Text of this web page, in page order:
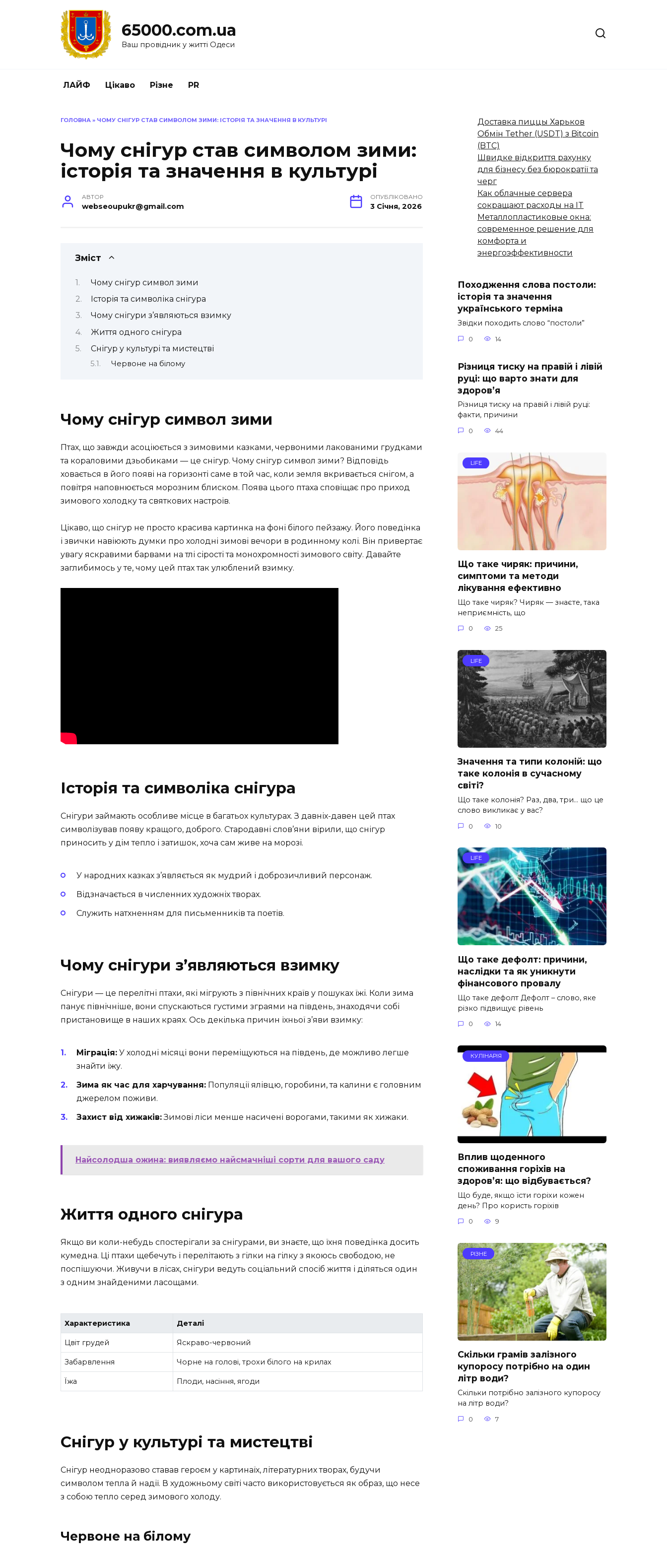
65000.com.ua
Ваш провідник у житті Одеси
ЛАЙФ Цікаво Різне PR
ГОЛОВНА » ЧОМУ СНІГУР СТАВ СИМВОЛОМ ЗИМИ: ІСТОРІЯ ТА ЗНАЧЕННЯ В КУЛЬТУРІ
Чому снігур став символом зими:
історія та значення в культурі
АВТОР
webseoupukr@gmail.com
ОПУБЛІКОВАНО
3 Січня, 2026
Зміст
Чому снігур символ зими
Історія та символіка снігура
Чому снігури з’являються взимку
Життя одного снігура
Снігур у культурі та мистецтві
Червоне на білому
Чому снігур символ зими
Птах, що завжди асоціюється з зимовими казками, червоними лакованими грудками
та кораловими дзьобиками — це снігур. Чому снігур символ зими? Відповідь
ховається в його появі на горизонті саме в той час, коли земля вкривається снігом, а
повітря наповнюється морозним блиском. Поява цього птаха сповіщає про приход
зимового холодку та святкових настроїв.
Цікаво, що снігур не просто красива картинка на фоні білого пейзажу. Його поведінка
і звички навіюють думки про холодні зимові вечори в родинному колі. Він привертає
увагу яскравими барвами на тлі сірості та монохромності зимового світу. Давайте
заглибимось у те, чому цей птах так улюблений взимку.
Історія та символіка снігура
Снігури займають особливе місце в багатьох культурах. З давніх-давен цей птах
символізував появу кращого, доброго. Стародавні слов’яни вірили, що снігур
приносить у дім тепло і затишок, хоча сам живе на морозі.
У народних казках з’являється як мудрий і доброзичливий персонаж.
Відзначається в численних художніх творах.
Служить натхненням для письменників та поетів.
Чому снігури з’являються взимку
Снігури — це перелітні птахи, які мігрують з північних країв у пошуках їжі. Коли зима
панує північніше, вони спускаються густими зграями на південь, знаходячи собі
пристановище в наших краях. Ось декілька причин їхньої з’яви взимку:
Міграція: У холодні місяці вони переміщуються на південь, де можливо легше
знайти їжу.
Зима як час для харчування: Популяції ялівцю, горобини, та калини є головним
джерелом поживи.
Захист від хижаків:Зимові ліси менше насичені ворогами, такими як хижаки.
Найсолодша ожина: виявляємо найсмачніші сорти для вашого саду
Життя одного снігура
Якщо ви коли-небудь спостерігали за снігурами, ви знаєте, що їхня поведінка досить
кумедна. Ці птахи щебечуть і перелітають з гілки на гілку з якоюсь свободою, не
поспішуючи. Живучи в лісах, снігури ведуть соціальний спосіб життя і діляться один
з одним знайденими ласощами.
Характеристика Деталі
Цвіт грудей Яскраво-червоний
Забарвлення Чорне на голові, трохи білого на крилах
Їжа Плоди, насіння, ягоди
Снігур у культурі та мистецтві
Снігур неодноразово ставав героєм у картинаїх, літературних творах, будучи
символом тепла й надії. В художньому світі часто використовується як образ, що несе
з собою тепло серед зимового холоду.
Червоне на білому
Доставка пиццы Харьков
Обмін Tether (USDT) з Bitcoin
(BTC)
Швидке відкриття рахунку
для бізнесу без бюрократії та
черг
Как облачные сервера
сокращают расходы на IT
Металлопластиковые окна:
современное решение для
комфорта и
энергоэффективности
Походження слова постоли:
історія та значення
українського терміна
Звідки походить слово “постоли”
0 14
Різниця тиску на правій і лівій
руці: що варто знати для
здоров’я
Різниця тиску на правій і лівій руці:
факти, причини
0 44
LIFE
Що таке чиряк: причини,
симптоми та методи
лікування ефективно
Що таке чиряк? Чиряк — знаєте, така
неприємність, що
0 25
LIFE
Значення та типи колоній: що
таке колонія в сучасному
світі?
Що таке колонія? Раз, два, три… що це
слово викликає у вас?
0 10
LIFE
Що таке дефолт: причини,
наслідки та як уникнути
фінансового провалу
Що таке дефолт Дефолт – слово, яке
різко підвищує рівень
0 14
КУЛІНАРІЯ
Вплив щоденного
споживання горіхів на
здоров’я: що відбувається?
Що буде, якщо їсти горіхи кожен
день? Про користь горіхів
0 9
РІЗНЕ
Скільки грамів залізного
купоросу потрібно на один
літр води?
Скільки потрібно залізного купоросу
на літр води?
0 7